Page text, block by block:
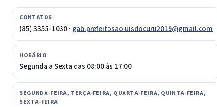
CONTATOS
(85) 3355-1030 · gab.prefeitosaoluisdocuru2019@gmail.com
HORÁRIO
Segunda a Sexta das 08:00 às 17:00
SEGUNDA-FEIRA, TERÇA-FEIRA, QUARTA-FEIRA, QUINTA-FEIRA,
SEXTA-FEIRA